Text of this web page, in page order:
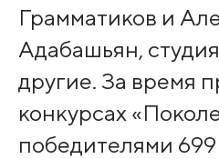
Грамматиков и
Адабашьян,
другие. За время
конкурсах
победителями